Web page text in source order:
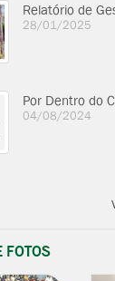
Relatório de
28/01/2025
Por Dentro do
04/08/2024
FOTOS